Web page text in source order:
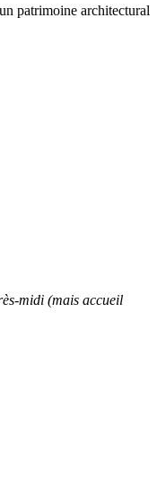
patrimoine architectural
midi (mais accueil